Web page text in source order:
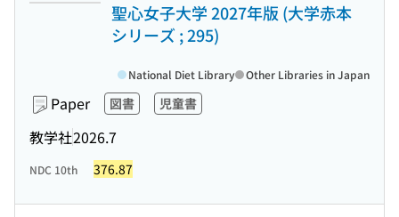
聖心女子大学 2027年版 (大学赤本
シリーズ ; 295)
Paper 図書 児童書
教学社2026.7
National Diet Library Other Libraries in Japan
NDC 10th 376.87